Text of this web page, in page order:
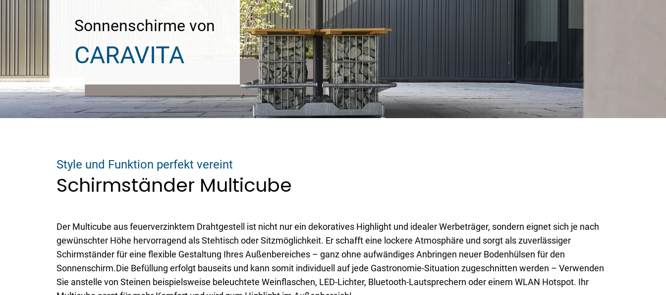
Sonnenschirme von
CARAVITA
Style und Funktion perfekt vereint
Schirmständer Multicube
Der Multicube aus feuerverzinktem Drahtgestell ist nicht nur ein dekoratives Highlight und idealer Werbeträger, sondern eignet sich je nach
gewünschter Höhe hervorragend als Stehtisch oder Sitzmöglichkeit. Er schafft eine lockere Atmosphäre und sorgt als zuverlässiger
Schirmständer für eine flexible Gestaltung Ihres Außenbereiches – ganz ohne aufwändiges Anbringen neuer Bodenhülsen für den
Sonnenschirm.Die Befüllung erfolgt bauseits und kann somit individuell auf jede Gastronomie-Situation zugeschnitten werden – Verwenden
Sie anstelle von Steinen beispielsweise beleuchtete Weinflaschen, LED-Lichter, Bluetooth-Lautsprechern oder einem WLAN Hotspot. Ihr